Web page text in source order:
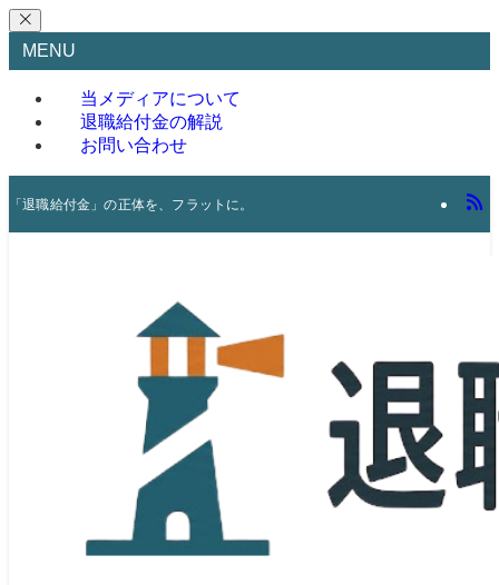
MENU
当メディアについて
退職給付金の解説
お問い合わせ
「退職給付金」の正体を、フラットに。